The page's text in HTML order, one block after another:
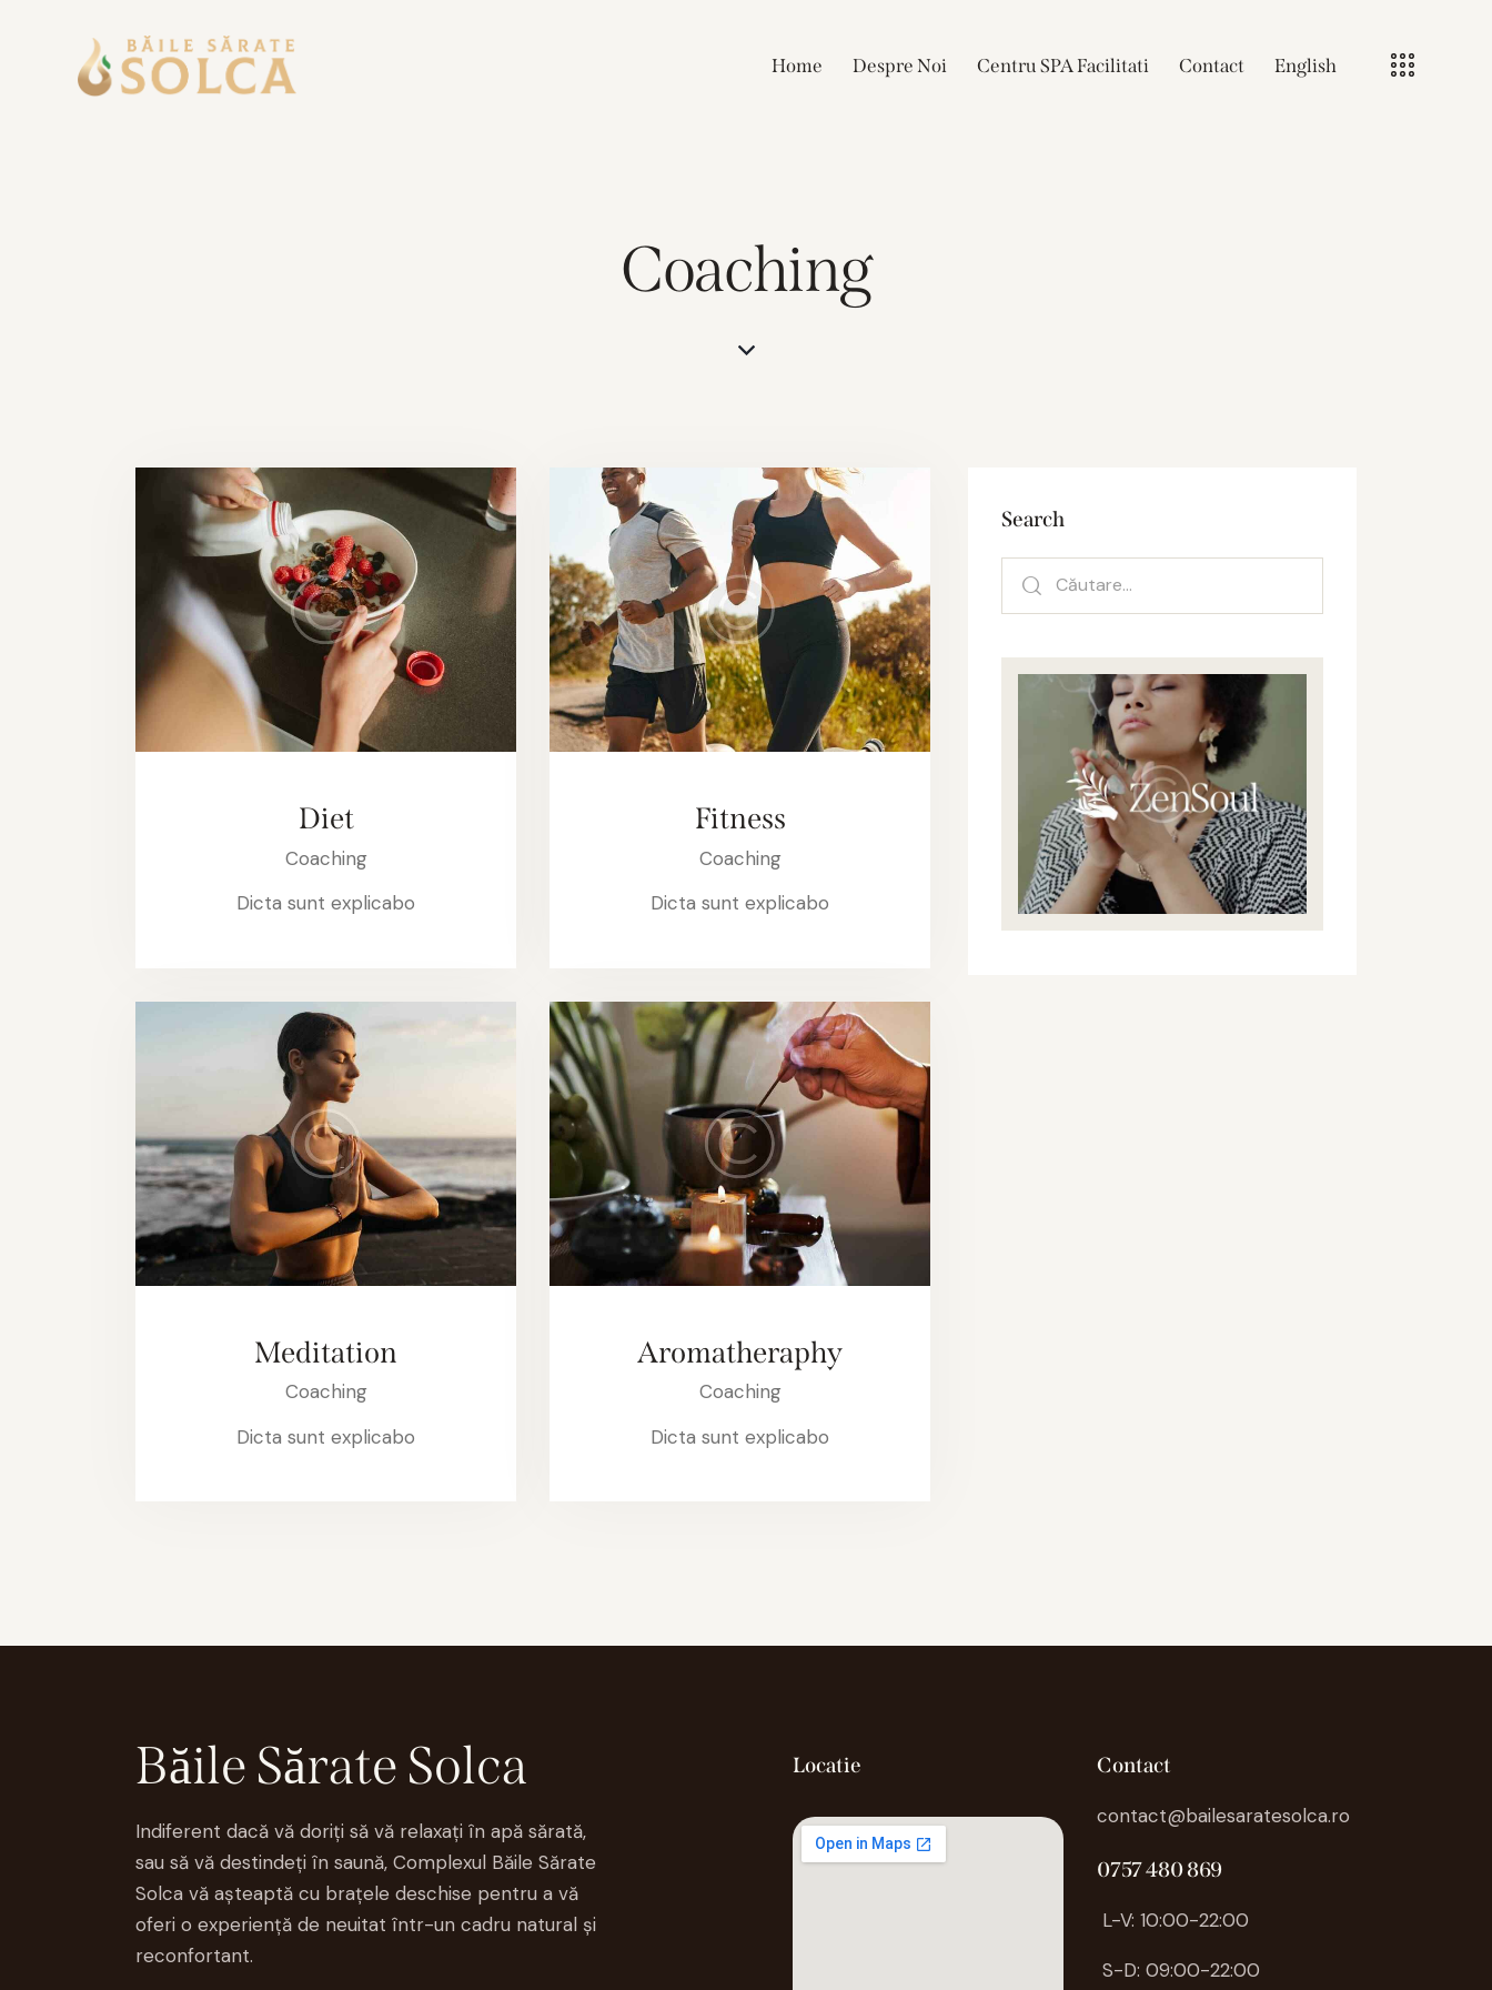
Home Despre Noi Centru SPA Facilitati Contact English
Coaching
Diet
Coaching
Dicta sunt explicabo
Fitness
Coaching
Dicta sunt explicabo
Meditation
Coaching
Dicta sunt explicabo
Aromatheraphy
Coaching
Dicta sunt explicabo
Search
Băile Sărate Solca
Indiferent dacă vă doriți să vă relaxați în apă sărată,
sau să vă destindeți în saună, Complexul Băile Sărate
Solca vă așteaptă cu brațele deschise pentru a vă
oferi o experiență de neuitat într-un cadru natural și
reconfortant.
Locatie Contact
contact@bailesaratesolca.ro
0757 480 869
L-V: 10:00-22:00
S-D: 09:00-22:00